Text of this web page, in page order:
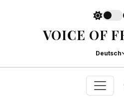
VOICE OF
Deutsch